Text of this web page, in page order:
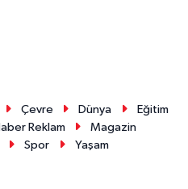
Çevre Dünya
Eğitim
Reklam
Magazin
Spor Yaşam